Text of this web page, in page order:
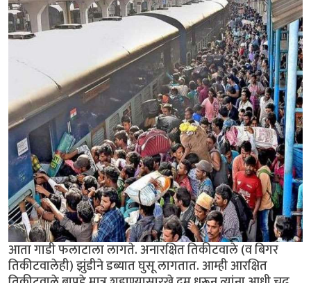
आता गाडी फलाटाला लागते. अनारक्षित तिकीटवाले (व बिगर
तिकीटवालेही) झुंडीने डब्यात घुसू लागतात. आम्ही आरक्षित